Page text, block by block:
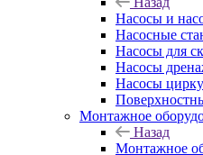
Насосы и
Насосные
Насосы для
Насосы
Насосы
Монтажное
Назад
Монтажное